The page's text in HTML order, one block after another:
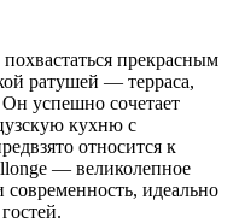
прекрасным
ратушей — терраса,
успешно сочетает
кухню с
относится к
— великолепное
современность, идеально